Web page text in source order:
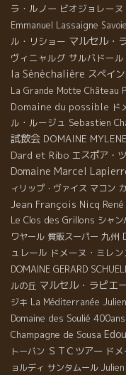
ラ・ルノー ビオジョレーヌ
Emmanuel Lassaigne Savoie
ル・リショー マルセル・
ヴィニャルグ サルバドー
la Sénèchalière スペイ
La Grande Motte Château
Domaine du possible ド
ル・ルージュ Sebastien
試飲会 DOMAINE
Dard et Ribo エスポア・
Domaine Marcel
ィリップ・ヴァイス マコン
Jean François Nicq
Le Clos des Grillons シャン
ワヤール 質販スーパー 九州
ュレール ドメーヌ・ミレ
DOMAINE GERARD
ルの丘 マルセル・ラピエ
ジキ La Méditerranée
Domaine des Soulié 400ans
Champagne de Sousa
トーバン ＳＴＣツアー ド
ョルディ サンタムール